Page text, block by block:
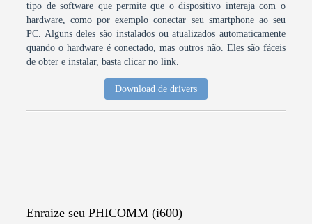
tipo de software que permite que o dispositivo interaja com o
hardware, como por exemplo conectar seu smartphone ao seu
PC. Alguns deles são instalados ou atualizados automaticamente
quando o hardware é conectado, mas outros não. Eles são fáceis
de obter e instalar, basta clicar no link.
Download de drivers
Enraize seu PHICOMM (i600)